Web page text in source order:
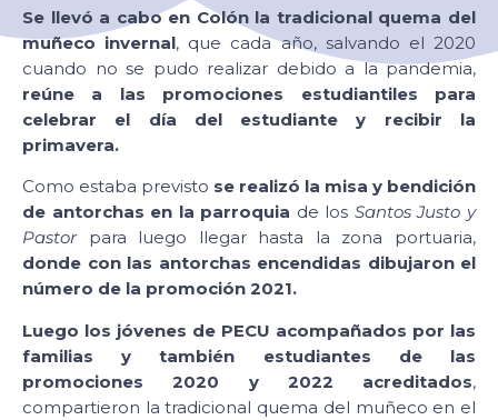
Se llevó a cabo en Colón la tradicional quema del
muñeco invernal, que cada año, salvando el 2020
cuando no se pudo realizar debido a la pandemia,
reúne a las promociones estudiantiles para
celebrar el día del estudiante y recibir la
primavera.
Como estaba previsto se realizó la misa y bendición
de antorchas en la parroquia de los Santos Justo y
Pastorpara luego llegar hasta la zona portuaria,
donde con las antorchas encendidas dibujaron el
número de la promoción 2021.
Luego los jóvenes de PECU acompañados por las
familias y también estudiantes de las
promociones 2020 y 2022 acreditados,
compartieron la tradicional quema del muñeco en el